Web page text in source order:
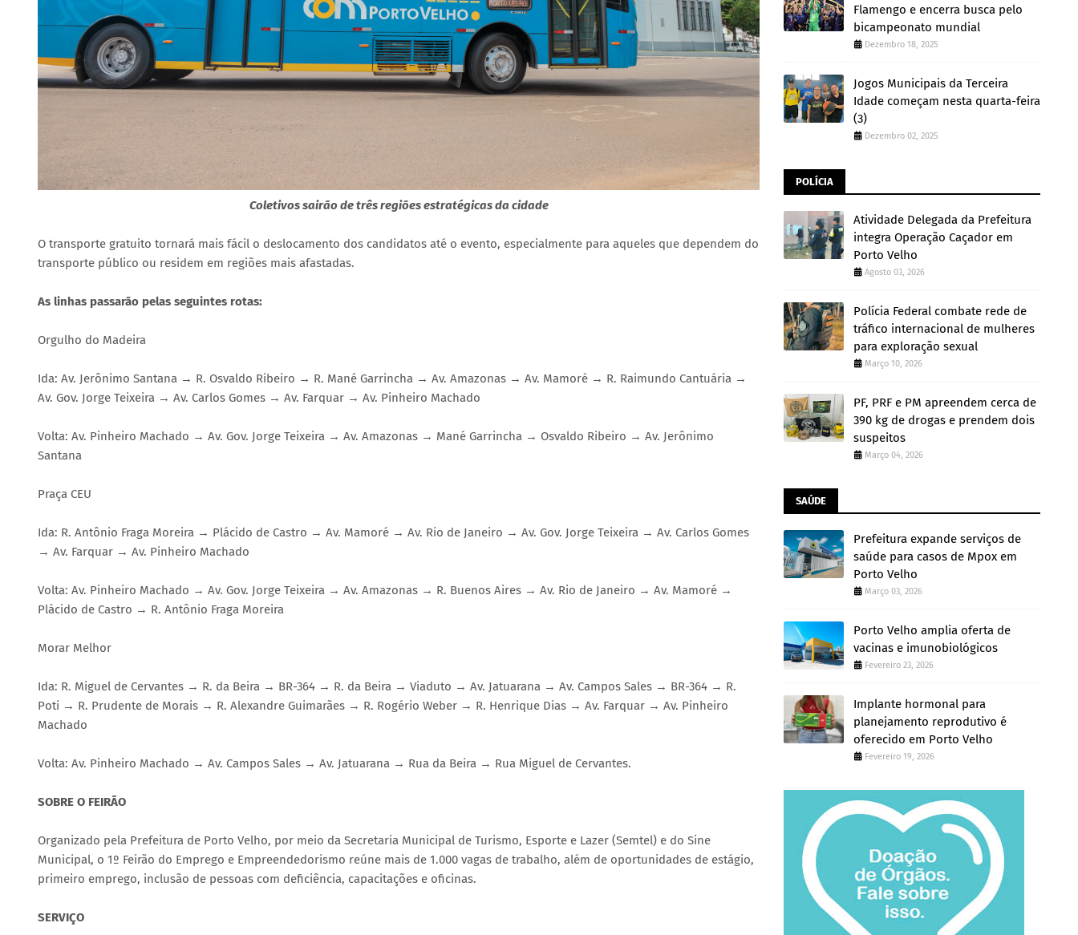
Coletivos sairão de três regiões estratégicas da cidade
O transporte gratuito tornará mais fácil o deslocamento dos candidatos até o evento, especialmente para aqueles que dependem do
transporte público ou residem em regiões mais afastadas.
As linhas passarão pelas seguintes rotas:
Orgulho do Madeira
Ida: Av. Jerônimo Santana → R. Osvaldo Ribeiro → R. Mané Garrincha → Av. Amazonas → Av. Mamoré → R. Raimundo Cantuária →
Av. Gov. Jorge Teixeira → Av. Carlos Gomes → Av. Farquar → Av. Pinheiro Machado
Volta: Av. Pinheiro Machado → Av. Gov. Jorge Teixeira → Av. Amazonas → Mané Garrincha → Osvaldo Ribeiro → Av. Jerônimo
Santana
Praça CEU
Ida: R. Antônio Fraga Moreira → Plácido de Castro → Av. Mamoré → Av. Rio de Janeiro → Av. Gov. Jorge Teixeira → Av. Carlos Gomes
→ Av. Farquar → Av. Pinheiro Machado
Volta: Av. Pinheiro Machado → Av. Gov. Jorge Teixeira → Av. Amazonas → R. Buenos Aires → Av. Rio de Janeiro → Av. Mamoré →
Plácido de Castro → R. Antônio Fraga Moreira
Morar Melhor
Ida: R. Miguel de Cervantes → R. da Beira → BR-364 → R. da Beira → Viaduto → Av. Jatuarana → Av. Campos Sales → BR-364 → R.
Poti → R. Prudente de Morais → R. Alexandre Guimarães → R. Rogério Weber → R. Henrique Dias → Av. Farquar → Av. Pinheiro
Machado
Volta: Av. Pinheiro Machado → Av. Campos Sales → Av. Jatuarana → Rua da Beira → Rua Miguel de Cervantes.
SOBRE O FEIRÃO
Organizado pela Prefeitura de Porto Velho, por meio da Secretaria Municipal de Turismo, Esporte e Lazer (Semtel) e do Sine
Municipal, o 1º Feirão do Emprego e Empreendedorismo reúne mais de 1.000 vagas de trabalho, além de oportunidades de estágio,
primeiro emprego, inclusão de pessoas com deficiência, capacitações e oficinas.
SERVIÇO
Flamengo e encerra busca pelo
bicampeonato mundial
Dezembro 18, 2025
Jogos Municipais da Terceira
Idade começam nesta quarta-feira
(3)
Dezembro 02, 2025
POLÍCIA
Atividade Delegada da Prefeitura
integra Operação Caçador em
Porto Velho
Agosto 03, 2026
Polícia Federal combate rede de
tráfico internacional de mulheres
para exploração sexual
Março 10, 2026
PF, PRF e PM apreendem cerca de
390 kg de drogas e prendem dois
suspeitos
Março 04, 2026
SAÚDE
Prefeitura expande serviços de
saúde para casos de Mpox em
Porto Velho
Março 03, 2026
Porto Velho amplia oferta de
vacinas e imunobiológicos
Fevereiro 23, 2026
Implante hormonal para
planejamento reprodutivo é
oferecido em Porto Velho
Fevereiro 19, 2026